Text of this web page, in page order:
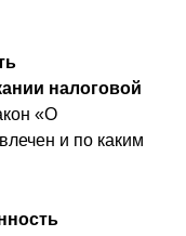
налоговой
«О
и по каким